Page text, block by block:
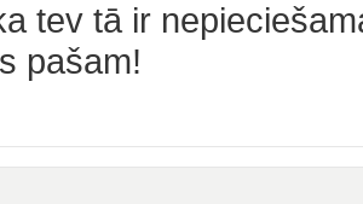
tev tā ir
pašam!